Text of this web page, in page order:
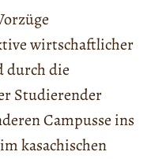
wirtschaftlicher
durch die
Studierender
Campusse ins
kasachischen